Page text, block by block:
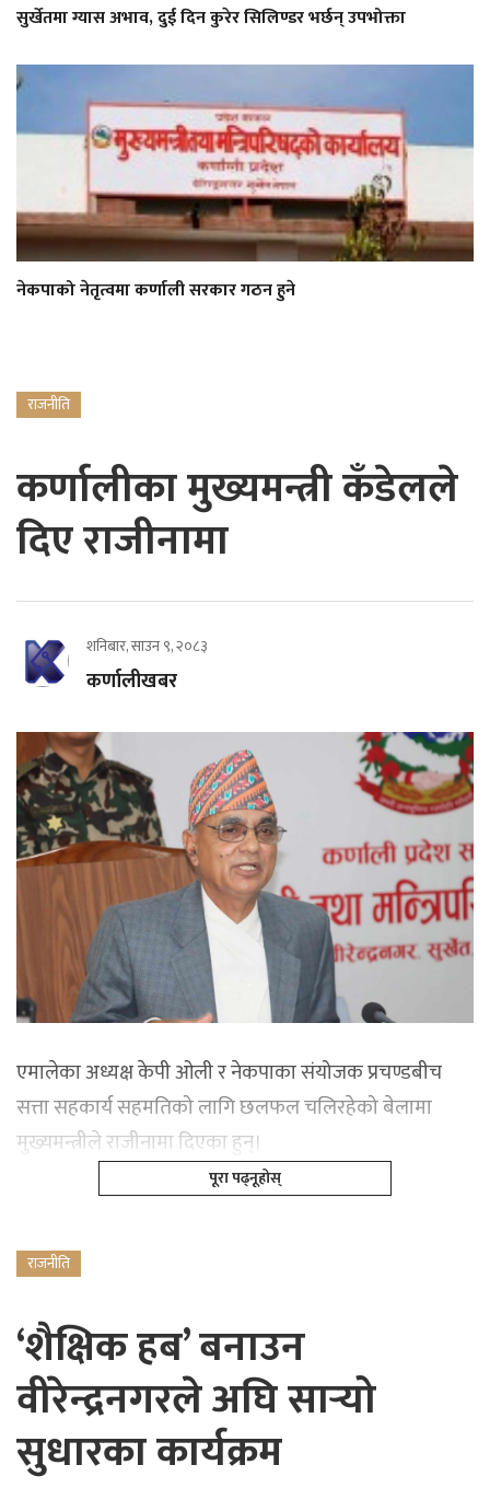
सुर्खेतमा ग्यास अभाव, दुई दिन कुरेर सिलिण्डर भर्छन् उपभोक्ता
नेकपाको नेतृत्वमा कर्णाली सरकार गठन हुने
राजनीति
कर्णालीका मुख्यमन्त्री कँडेलले
दिए राजीनामा
शनिबार, साउन ९, २०८३
कर्णालीखबर
एमालेका अध्यक्ष केपी ओली र नेकपाका संयोजक प्रचण्डबीच
सत्ता सहकार्य सहमतिको लागि छलफल चलिरहेको बेलामा
मुख्यमन्त्रीले राजीनामा दिएका हुन्।
पूरा पढ्नूहोस्
राजनीति
‘शैक्षिक हब’ बनाउन
वीरेन्द्रनगरले अघि सार्‍यो
सुधारका कार्यक्रम